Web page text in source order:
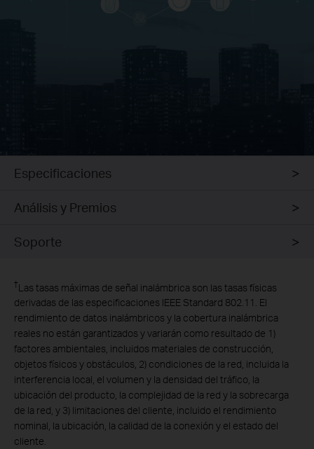
Especificaciones
Análisis y Premios
Soporte
†Las tasas máximas de señal inalámbrica son las tasas físicas
derivadas de las especificaciones IEEE Standard 802.11. El
rendimiento de datos inalámbricos y la cobertura inalámbrica
reales no están garantizados y variarán como resultado de 1)
factores ambientales, incluidos materiales de construcción,
objetos físicos y obstáculos, 2) condiciones de la red, incluida la
interferencia local, el volumen y la densidad del tráfico, la
ubicación del producto, la complejidad de la red y la sobrecarga
de la red, y 3) limitaciones del cliente, incluido el rendimiento
nominal, la ubicación, la calidad de la conexión y el estado del
cliente.